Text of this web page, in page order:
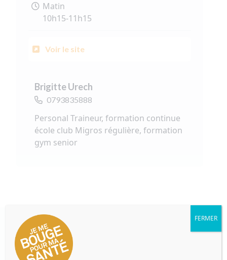
Matin
10h15-11h15
Voir le site
Brigitte Urech
0793835888
Personal Traineur, formation continue
école club Migros régulière, formation
gym senior
FERMER